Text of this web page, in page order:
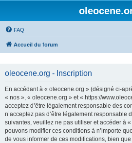
FAQ
Accueil du forum
oleocene.org - Inscription
En accédant à « oleocene.org » (désigné ci-
« nos », « oleocene.org » et « https://
acceptez d’être légalement responsable des
n’acceptez pas d’être légalement responsable
suivantes, veuillez ne pas utiliser et accéder à
pouvons modifier ces conditions à n’importe
de vous informer de ces modifications, bien